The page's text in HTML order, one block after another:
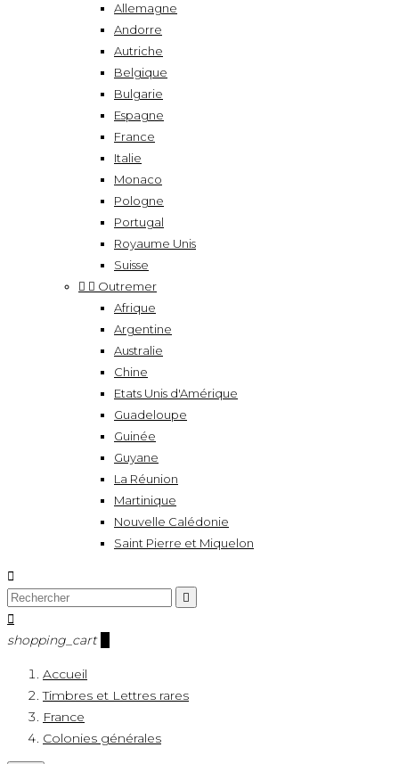
Allemagne
Andorre
Autriche
Belgique
Bulgarie
Espagne
France
Italie
Monaco
Pologne
Portugal
Royaume Unis
Suisse
  Outremer
Afrique
Argentine
Australie
Chine
Etats Unis d'Amérique
Guadeloupe
Guinée
Guyane
La Réunion
Martinique
Nouvelle Calédonie
Saint Pierre et Miquelon



shopping_cart
Accueil
Timbres et Lettres rares
France
Colonies générales